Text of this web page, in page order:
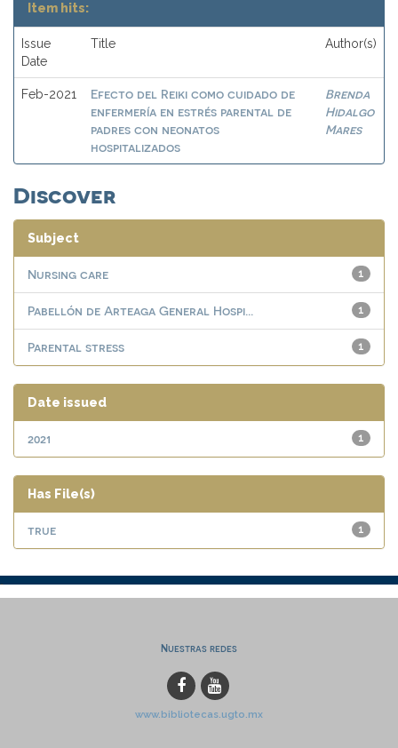
Item hits:
Issue
Date
Title Author(s)
Feb-2021
Efecto del Reiki como cuidado de
enfermería en estrés parental de
padres con neonatos
hospitalizados
Brenda
Hidalgo
Mares
Discover
Subject
1
Nursing care
1
Pabellón de Arteaga General Hospi...
1
Parental stress
Date issued
1
2021
Has File(s)
1
true
Nuestras redes
www.bibliotecas.ugto.mx